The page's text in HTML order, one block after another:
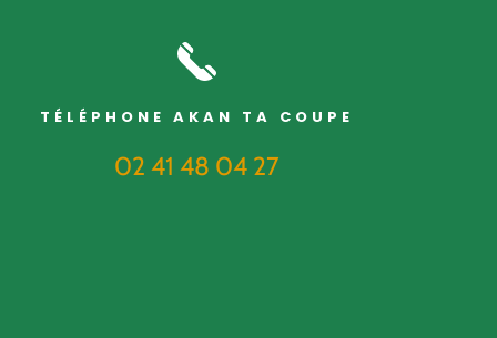
TÉLÉPHONE AKAN TA COUPE
02 41 48 04 27